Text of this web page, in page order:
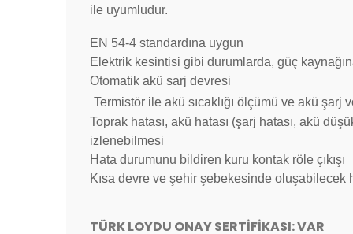
ile uyumludur.
EN 54-4 standardına uygun
Elektrik kesintisi gibi durumlarda, güç
Otomatik akü sarj devresi
Termistör ile akü sıcaklığı ölçümü ve akü şarj
Toprak hatası, akü hatası (şarj hatası, akü
izlenebilmesi
Hata durumunu bildiren kuru kontak röle çıkışı
Kısa devre ve şehir şebekesinde oluşabilecek
TÜRK LOYDU ONAY SERTİFİKASI: VAR